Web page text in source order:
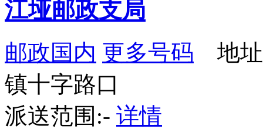
江垭邮政支局
邮政国内 更多号码 地址
镇十字路口
派送范围:- 详情